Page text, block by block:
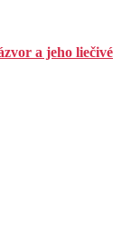
a jeho liečivé